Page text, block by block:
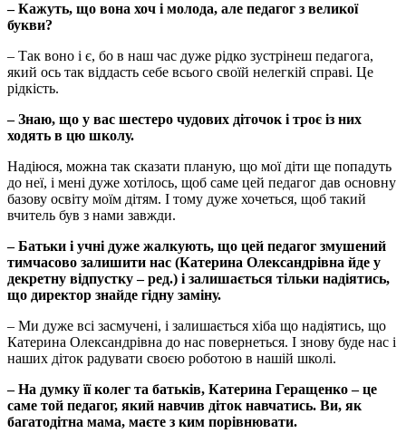
– Кажуть, що вона хоч і молода, але педагог з великої
букви?
– Так воно і є, бо в наш час дуже рідко зустрінеш педагога,
який ось так віддасть себе всього своїй нелегкій справі. Це
рідкість.
– Знаю, що у вас шестеро чудових діточок і троє із них
ходять в цю школу.
Надіюся, можна так сказати планую, що мої діти ще попадуть
до неї, і мені дуже хотілось, щоб саме цей педагог дав основну
базову освіту моїм дітям. І тому дуже хочеться, щоб такий
вчитель був з нами завжди.
– Батьки і учні дуже жалкують, що цей педагог змушений
тимчасово залишити нас (Катерина Олександрівна йде у
декретну відпустку – ред.) і залишається тільки надіятись,
що директор знайде гідну заміну.
– Ми дуже всі засмучені, і залишається хіба що надіятись, що
Катерина Олександрівна до нас повернеться. І знову буде нас і
наших діток радувати своєю роботою в нашій школі.
– На думку її колег та батьків, Катерина Геращенко – це
саме той педагог, який навчив діток навчатись. Ви, як
багатодітна мама, маєте з ким порівнювати.